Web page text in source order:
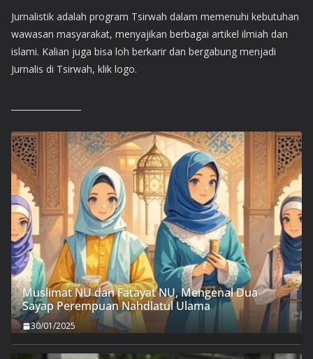
Jurnalistik adalah program Tsirwah dalam memenuhi kebutuhan
wawasan masyarakat, menyajikan berbagai artikel ilmiah dan
islami. Kalian juga bisa loh berkarir dan bergabung menjadi
Jurnalis di Tsirwah, klik logo.
Muslimat NU dan Fatayat NU, Mengenal Dua
Sayap Perempuan Nahdlatul Ulama
30/01/2025